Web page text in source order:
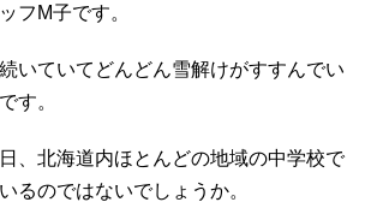
フМ子です。
いていてどんどん雪解けがすすんでい
す。
、北海道内ほとんどの地域の中学校で
るのではないでしょうか。